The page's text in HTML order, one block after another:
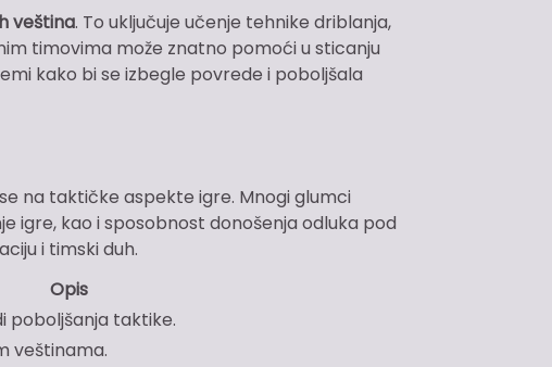
veština. To uključuje učenje tehnike driblanja,
timovima može znatno pomoći u sticanju
kako bi se izbegle povrede i poboljšala
na taktičke aspekte igre. Mnogi glumci
igre, kao i sposobnost donošenja odluka pod
i timski duh.
Opis
poboljšanja taktike.
veštinama.